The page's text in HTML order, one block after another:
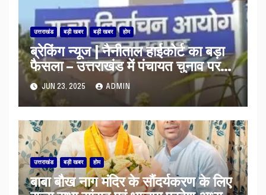
उत्तराखंड बड़ी खबर बड़ी खबर होम
ब्रेकिंग न्यूज | नैनीताल हाईकोर्ट का बड़ा
फैसला – उत्तराखंड में पंचायत चुनाव पर
लगी रोक
JUN 23, 2025 ADMIN
उत्तराखंड बड़ी खबर होम
बाबा बौख नाग मंदिर के सौंदर्यकरण के लिए